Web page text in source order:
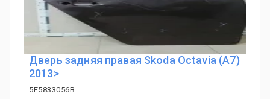
Дверь задняя правая Skoda Octavia (A7)
2013>
5E5833056B